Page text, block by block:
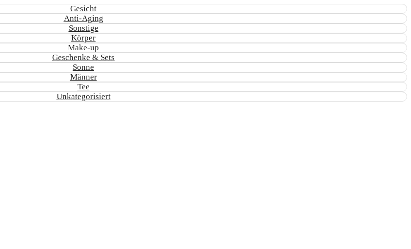
Gesicht
Anti-Aging
Sonstige
Körper
Make-up
Geschenke & Sets
Sonne
Männer
Tee
Unkategorisiert